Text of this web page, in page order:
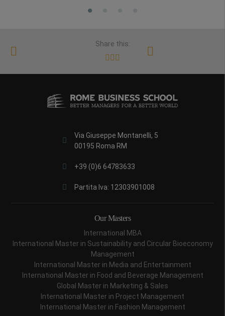
Share this:
Via Giuseppe Montanelli, 5
00195 Roma RM
+39 (0)6 64783633
Partita Iva: 12303901008
Our Masters
International MBA
International Master in Sustainability and Circular Bioeconomy
Management
International Master in Media and Entertainment
International Master in Food and Beverage Management
Global Master in Marketing & Sales
International Master in Project Management
International Master in Fashion Management